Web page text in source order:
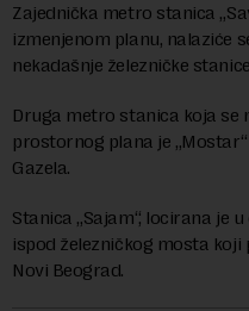
Zajednička metro stanica
izmenjenom planu, nalaziće
nekadašnje železničke
Druga metro stanica koja se
prostornog plana je
Gazela.
Stanica „Sajam“, locirana je
ispod železničkog mosta
Novi Beograd.